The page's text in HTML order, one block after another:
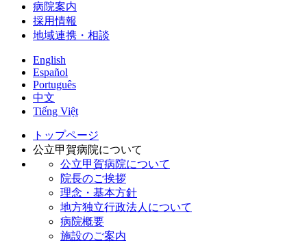
病院案内
採用情報
地域連携・相談
English
Español
Português
中文
Tiếng Việt
トップページ
公立甲賀病院について
公立甲賀病院について
院長のご挨拶
理念・基本方針
地方独立行政法人について
病院概要
施設のご案内